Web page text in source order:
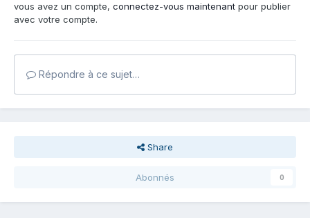
vous avez un compte, connectez-vous maintenant pour publier
avec votre compte.
Répondre à ce sujet…
Share
Abonnés 0